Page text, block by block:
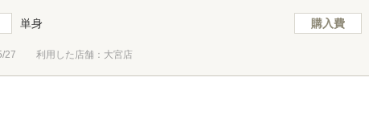
単身 購入費
27 利用した店舗：大宮店